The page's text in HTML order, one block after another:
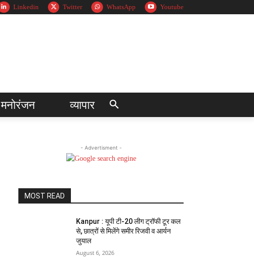
Linkedin Twitter WhatsApp Youtube
मनोरंजन व्यापार
- Advertisment -
MOST READ
Kanpur : यूपी टी-20 लीग ट्रॉफी टूर कल
से, छात्रों से मिलेंगे समीर रिजवी व आर्यन
जुयाल
August 6, 2026